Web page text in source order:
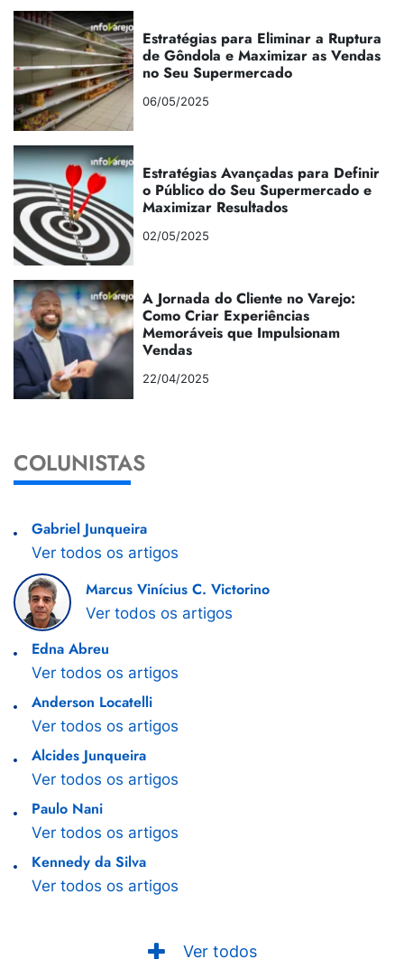
Estratégias para Eliminar a Ruptura
de Gôndola e Maximizar as Vendas
no Seu Supermercado
06/05/2025
Estratégias Avançadas para Definir
o Público do Seu Supermercado e
Maximizar Resultados
02/05/2025
A Jornada do Cliente no Varejo:
Como Criar Experiências
Memoráveis que Impulsionam
Vendas
22/04/2025
COLUNISTAS
Gabriel Junqueira
Ver todos os artigos
Marcus Vinícius C. Victorino
Ver todos os artigos
Edna Abreu
Ver todos os artigos
Anderson Locatelli
Ver todos os artigos
Alcides Junqueira
Ver todos os artigos
Paulo Nani
Ver todos os artigos
Kennedy da Silva
Ver todos os artigos
Ver todos